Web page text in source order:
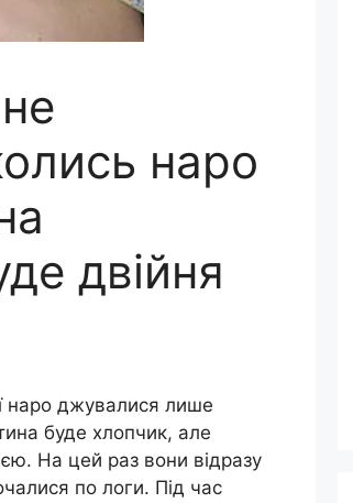
наро
двійня
наро джувалися лише
буде хлопчик, але
На цей раз вони відразу
по логи. Під час